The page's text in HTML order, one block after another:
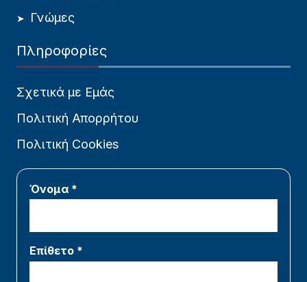
Γνώμες
Πληροφορίες
Σχετικά με Εμάς
Πολιτική Απορρήτου
Πολιτική Cookies
Όνομα *
Επίθετο *